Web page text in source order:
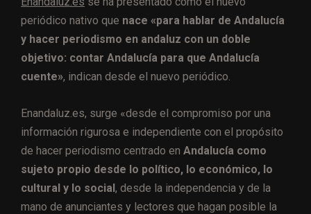
periódico nativo que nace «para hablar de Andalucía
y hacer periodismo en andaluz con un doble
objetivo: contar Andalucía para que Andalucía
cuente», indican desde el nuevo periódico.
Enandaluz.es, surge «desde el compromiso por una
información rigurosa e independiente con el propósito
de hacer periodismo centrado en Andalucía como
sujeto propio desde lo político, lo económico, lo
cultural y lo social, desde la independencia y de la
mano de anunciantes y lectores que hagan posible la